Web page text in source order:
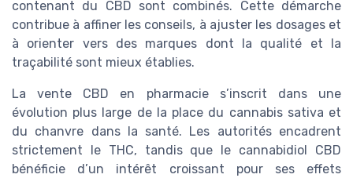
contenant du CBD sont combinés. Cette démarche
contribue à affiner les conseils, à ajuster les dosages et
à orienter vers des marques dont la qualité et la
traçabilité sont mieux établies.
La vente CBD en pharmacie s’inscrit dans une
évolution plus large de la place du cannabis sativa et
du chanvre dans la santé. Les autorités encadrent
strictement le THC, tandis que le cannabidiol CBD
bénéficie d’un intérêt croissant pour ses effets